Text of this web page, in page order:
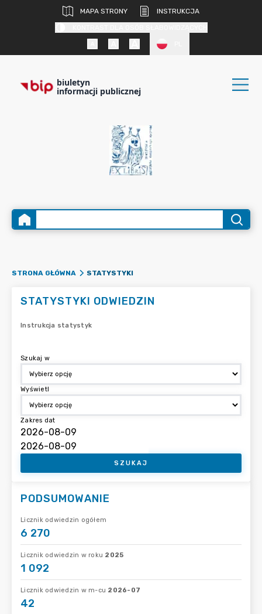
MAPA STRONY
INSTRUKCJA
biuletyn
informacji publicznej
STRONA GŁÓWNA STATYSTYKI
STATYSTYKI ODWIEDZIN
Instrukcja statystyk
Szukaj w
Wyświetl
Zakres dat
SZUKAJ
PODSUMOWANIE
Licznik odwiedzin ogółem
6 270
Licznik odwiedzin w roku 2025
1 092
Licznik odwiedzin w m-cu 2026-07
42